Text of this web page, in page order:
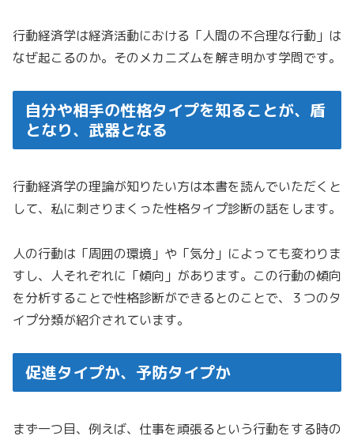
行動経済学は経済活動における「人間の不合理な行動」は
なぜ起こるのか。そのメカニズムを解き明かす学問です。
自分や相手の性格タイプを知ることが、盾
となり、武器となる
行動経済学の理論が知りたい方は本書を読んでいただくと
して、私に刺さりまくった性格タイプ診断の話をします。
人の行動は「周囲の環境」や「気分」によっても変わりま
すし、人それぞれに「傾向」があります。この行動の傾向
を分析することで性格診断ができるとのことで、３つのタ
イプ分類が紹介されています。
促進タイプか、予防タイプか
まず一つ目、例えば、仕事を頑張るという行動をする時の